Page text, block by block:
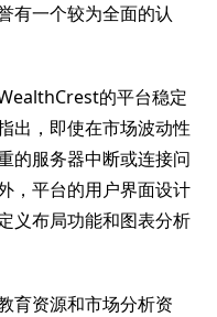
有一个较为全面的认
的平台稳定
出，即使在市场波动性
的服务器中断或连接问
，平台的用户界面设计
义布局功能和图表分析
育资源和市场分析资